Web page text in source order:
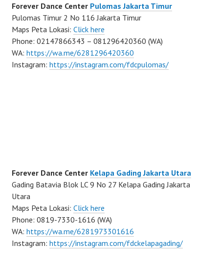
Forever Dance Center Pulomas Jakarta Timur
Pulomas Timur 2 No 116 Jakarta Timur
Maps Peta Lokasi: Click here
Phone: 02147866343 – 081296420360 (WA)
WA: https://wa.me/6281296420360
Instagram: https://instagram.com/fdcpulomas/
Forever Dance Center Kelapa Gading Jakarta Utara
Gading Batavia Blok LC 9 No 27 Kelapa Gading Jakarta
Utara
Maps Peta Lokasi: Click here
Phone: 0819-7330-1616 (WA)
WA: https://wa.me/6281973301616
Instagram: https://instagram.com/fdckelapagading/